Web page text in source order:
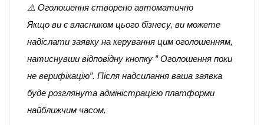
⚠️ Оголошення створено автоматично
Якщо ви є власником цього бізнесу, ви можете
надіслати заявку на керування цим оголошенням,
натиснувши відповідну кнопку ” Оголошення поки
не верифікацію”. Після надсилання ваша заявка
буде розглянута адміністрацією платформи
найближчим часом.